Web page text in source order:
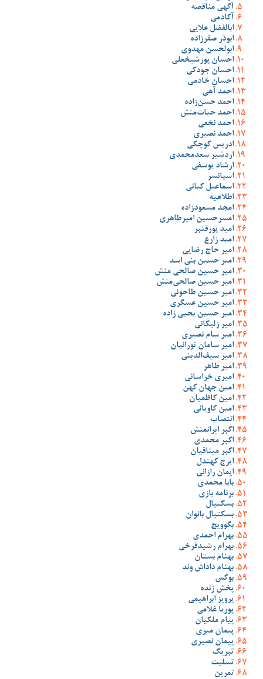
آگهی مناقصه
آکادمی
ابالفضل علایی
ابوذر صفرزاده
ابولحسن مهدوی
احسان پورشیخعلی
احسان جودکی
احسان خادمی
احمد آهی
احمد حسن‌زاده
احمد حیات‌منش
احمد نخعی
احمد نصیری
ادریس کوچکی
اردشیر سعدمحمدی
ارشاد یوسفی
اسپانسر
اسماعیل کیانی
اطلاعیه
امجد مسعودزاده
امسرحسین امیرطاهری
امید پورقنبر
امید زارع
امیر حاج رضایی
امیر حسین بنی اسد
امیر حسین صالحی منش
امیر حسین صالحی‌منش
امیر حسین طاحونی
امیر حسین عسگری
امیر حسین یحیی زاده
امیر زلیکانی
امیر سام نصیری
امیر سامان تورانیان
امیر سیف‌الدینی
امیر طاهر
امیری خراسانی
امین جهان کهن
امین کاظمیان
امین کاویانی
انتصاب
اکبر ایرانمنش
اکبر محمدی
اکبر میثاقیان
ایرج کهندل
ایمان رازانی
بابا محمدی
برنامه بازی
بسکتبال
بسکتبال بانوان
بگوویچ
بهرام احمدی
بهرام رشیدفرخی
بهنام بستان
بهنام داداش وند
بوکس
پخش زنده
پرویز ابراهیمی
پوریا غلامی
پیام ملکیان
پیمان میری
پیمان نصیری
تبریک
تسلیت
تمرین